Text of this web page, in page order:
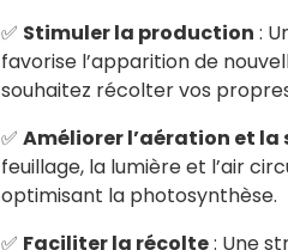
✅ Stimuler la production :
favorise l’apparition de
souhaitez récolter vos
✅ Améliorer l’aération et la
feuillage, la lumière et l’air
optimisant la photosynthèse.
✅ Faciliter la récolte: Une